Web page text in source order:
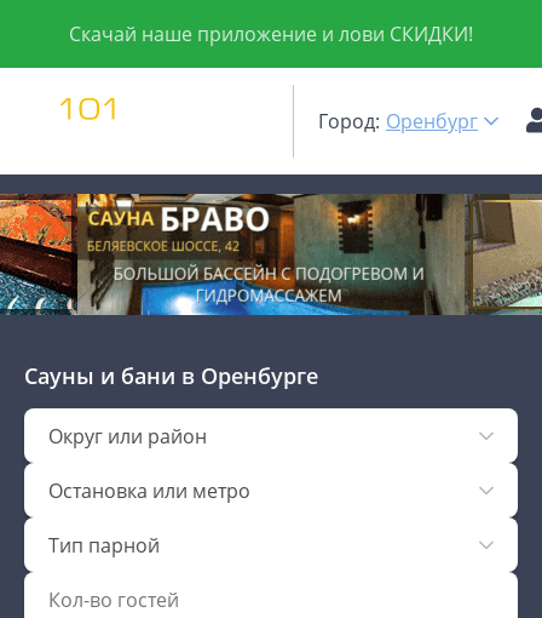
Скачай наше приложение и лови СКИДКИ!
Город: Оренбург
Сауны и бани в Оренбурге
Округ или район
Остановка или метро
Тип парной